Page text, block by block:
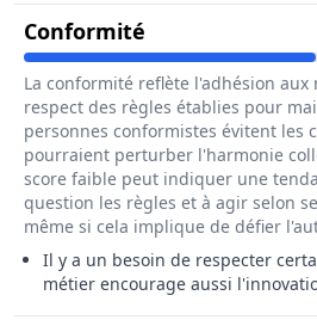
Conformité Pour Le
La conformité reflète l'adhésion aux
respect des règles établies pour
personnes conformistes évitent les
pourraient perturber l'harmonie
score faible peut indiquer une
question les règles et à agir selon
même si cela implique de défier
Il y a un besoin de respecter
métier encourage aussi